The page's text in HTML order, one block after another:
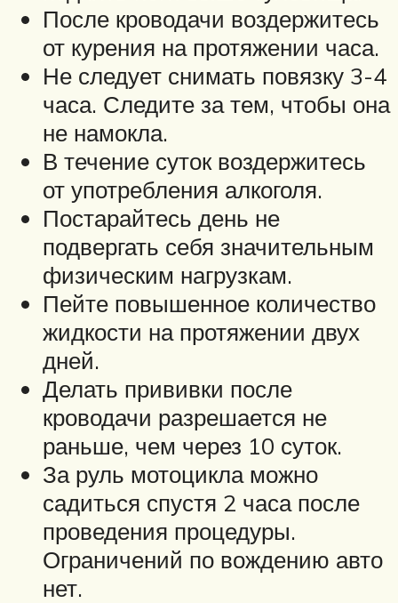
После кроводачи воздержитесь
от курения на протяжении часа.
Не следует снимать повязку 3-4
часа. Следите за тем, чтобы она
не намокла.
В течение суток воздержитесь
от употребления алкоголя.
Постарайтесь день не
подвергать себя значительным
физическим нагрузкам.
Пейте повышенное количество
жидкости на протяжении двух
дней.
Делать прививки после
кроводачи разрешается не
раньше, чем через 10 суток.
За руль мотоцикла можно
садиться спустя 2 часа после
проведения процедуры.
Ограничений по вождению авто
нет.